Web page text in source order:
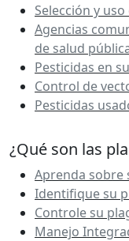
Selección y
Agencias
de salud
Pesticidas en
Control de
Pesticidas
¿Qué son las
Aprenda sobre
Identifique su
Controle su
Manejo